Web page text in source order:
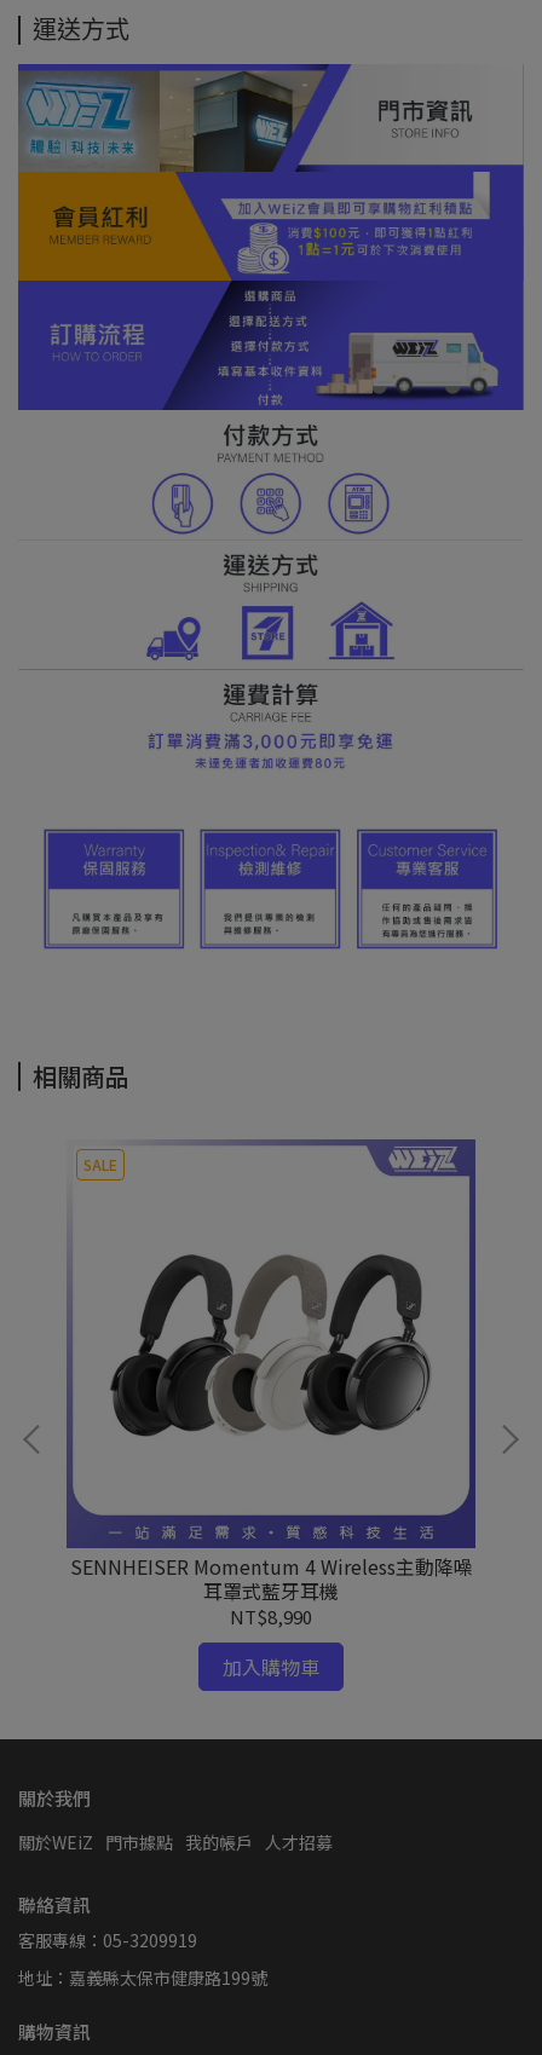
運送方式
相關商品
SALE
SENNHEISER Momentum 4 Wireless主動降噪
耳罩式藍牙耳機
NT$8,990
加入購物車
關於我們
關於WEiZ 門市據點 我的帳戶 人才招募
聯絡資訊
客服專線：05-3209919
地址：嘉義縣太保市健康路199號
購物資訊